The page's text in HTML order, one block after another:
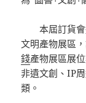
本屆訂貨
文明產物展區
錢產物展區展
非遺文創、IP
類。